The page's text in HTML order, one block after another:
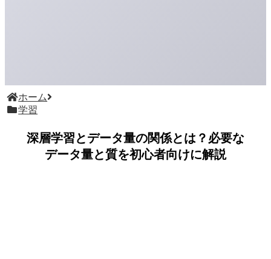
ホーム
学習
深層学習とデータ量の関係とは？必要な
データ量と質を初心者向けに解説